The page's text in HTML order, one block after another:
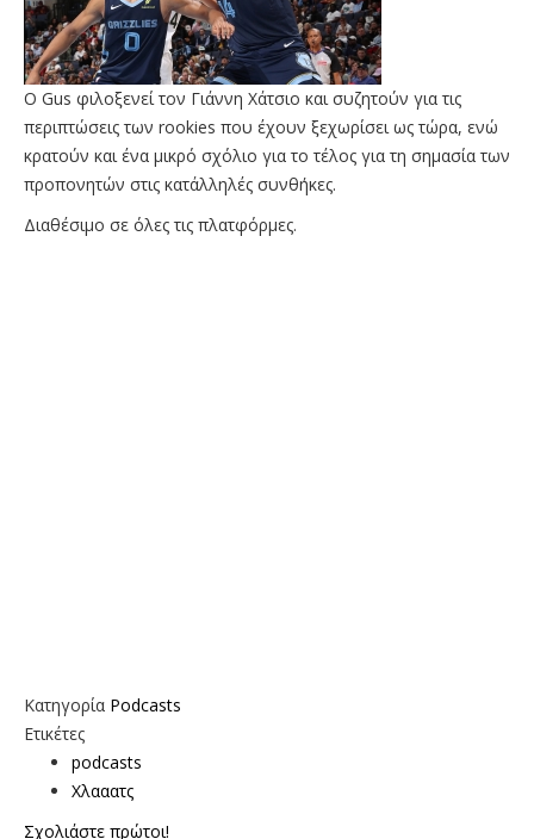
O Gus φιλοξενεί τον Γιάννη Χάτσιο και συζητούν για τις
περιπτώσεις των rookies που έχουν ξεχωρίσει ως τώρα, ενώ
κρατούν και ένα μικρό σχόλιο για το τέλος για τη σημασία των
προπονητών στις κατάλληλές συνθήκες.
Διαθέσιμο σε όλες τις πλατφόρμες.
Κατηγορία Podcasts
Ετικέτες
podcasts
Χλααατς
Σχολιάστε πρώτοι!